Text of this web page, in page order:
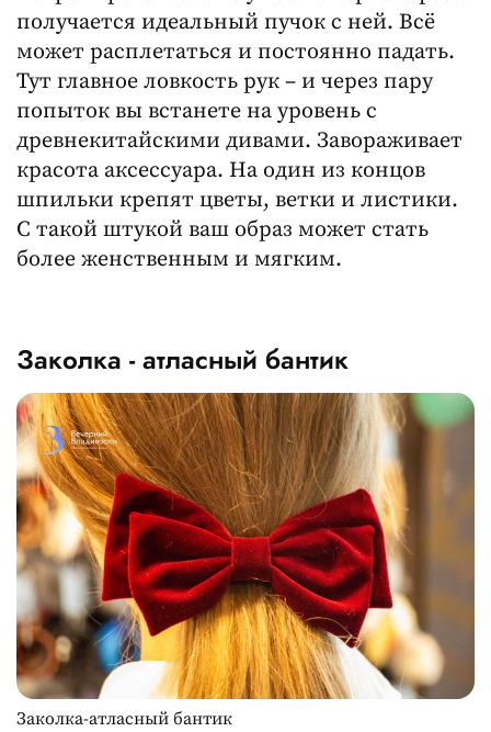
получается идеальный пучок с ней. Всё
может расплетаться и постоянно падать.
Тут главное ловкость рук – и через пару
попыток вы встанете на уровень с
древнекитайскими дивами. Завораживает
красота аксессуара. На один из концов
шпильки крепят цветы, ветки и листики.
С такой штукой ваш образ может стать
более женственным и мягким.
Заколка - атласный бантик
Заколка-атласный бантик